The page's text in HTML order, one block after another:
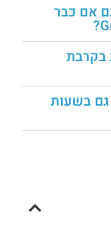
אם כבר
בקרבת
בשעות